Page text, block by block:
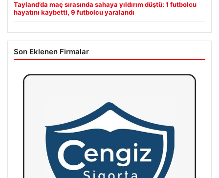
Tayland’da maç sırasında sahaya yıldırım düştü: 1 futbolcu
hayatını kaybetti, 9 futbolcu yaralandı
Son Eklenen Firmalar